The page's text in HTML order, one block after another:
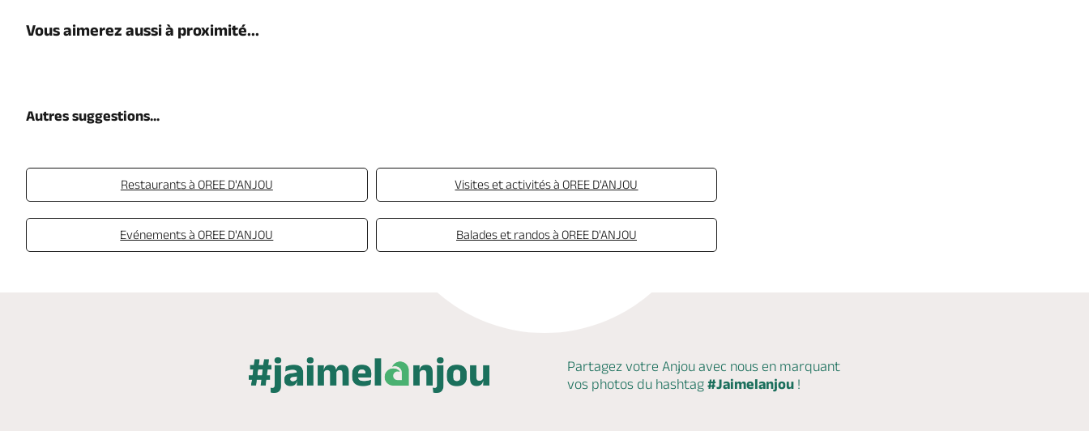
Vous aimerez aussi à proximité...
Autres suggestions...
Restaurants à OREE D'ANJOU Visites et activités à OREE D'ANJOU
Evénements à OREE D'ANJOU Balades et randos à OREE D'ANJOU
Partagez votre Anjou avec nous en marquant
vos photos du hashtag #Jaimelanjou !